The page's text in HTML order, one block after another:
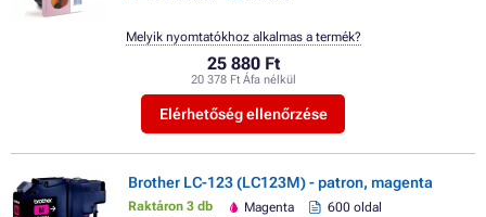
25 880 Ft
20 378 Ft Áfa nélkül
Elérhetőség ellenőrzése
Melyik nyomtatókhoz alkalmas a termék?
Brother LC-123 (LC123M) - patron, magenta
Raktáron 3 db Magenta
600 oldal